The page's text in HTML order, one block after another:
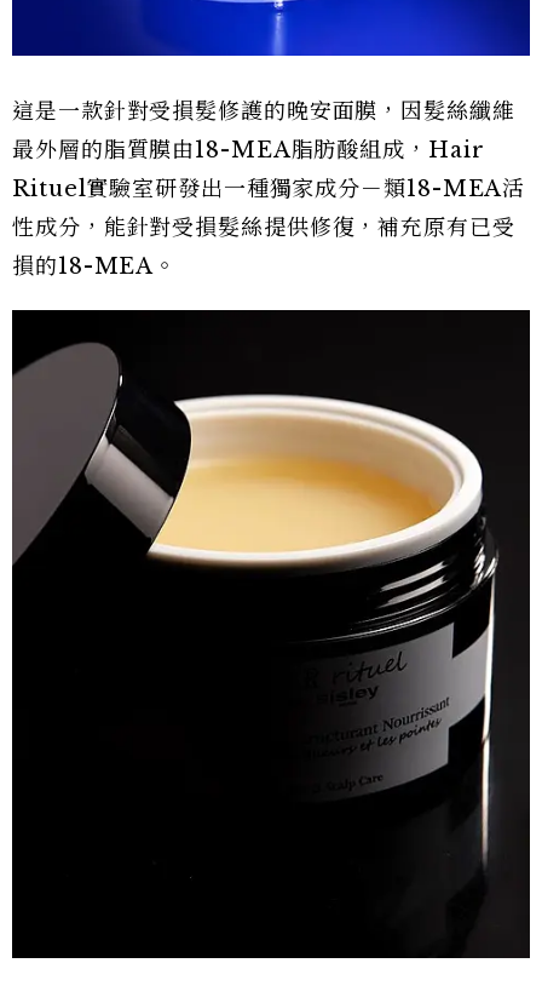
這是一款針對受損髮修護的晚安面膜，因髮絲纖維
最外層的脂質膜由18-MEA脂肪酸組成，Hair
Rituel實驗室研發出一種獨家成分－類18-MEA活
性成分，能針對受損髮絲提供修復，補充原有已受
損的18-MEA。